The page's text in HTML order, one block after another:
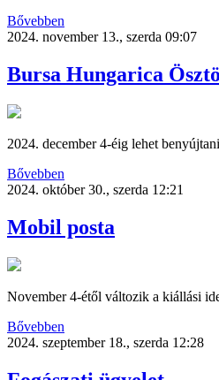
Bővebben
2024. november 13., szerda 09:07
Bursa Hungarica
2024. december 4-éig lehet
Bővebben
2024. október 30., szerda 12:21
Mobil posta
November 4-étől változik a kiállási
Bővebben
2024. szeptember 18., szerda 12:28